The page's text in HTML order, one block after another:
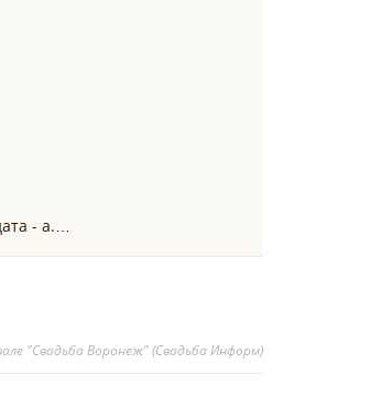
- а.…
"Свадьба Воронеж" (Свадьба Информ)